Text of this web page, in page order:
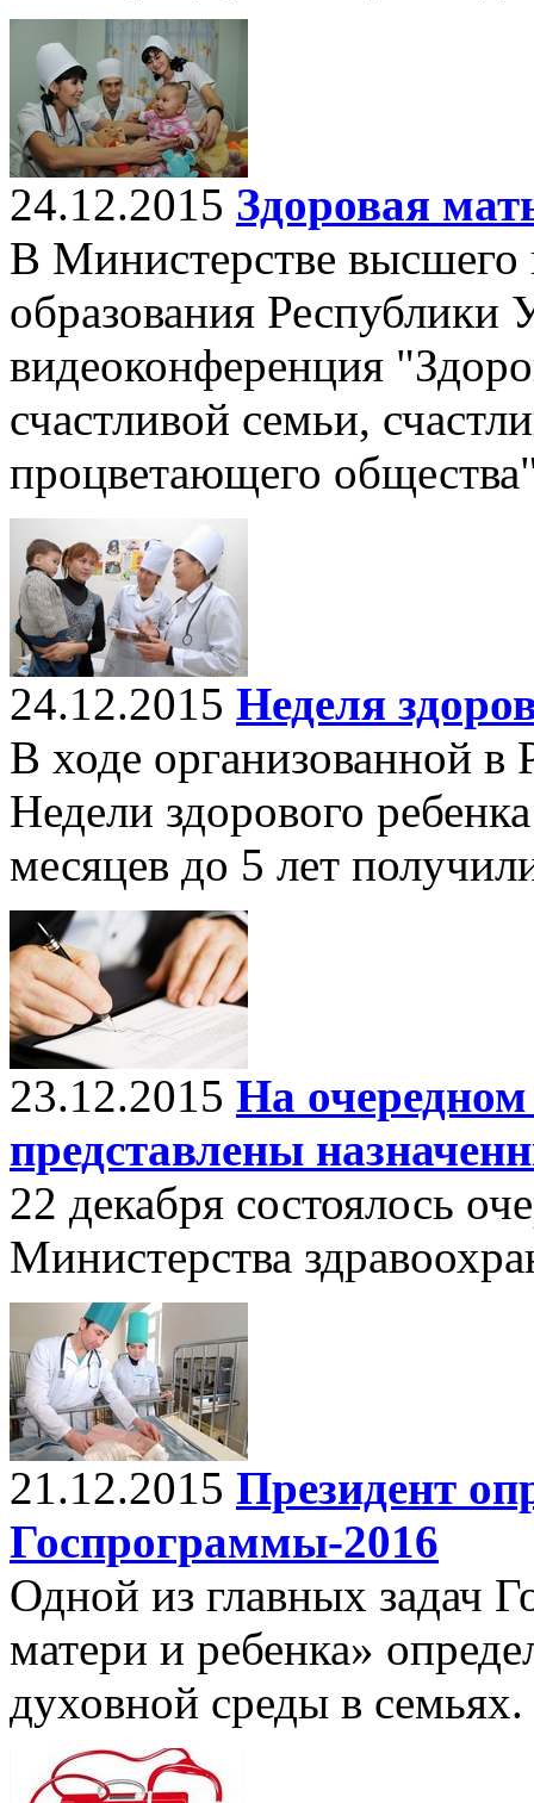
24.12.2015 Здоровая
В Министерстве высшего
образования Республики
видеоконференция
счастливой семьи,
процветающего
24.12.2015 Неделя
В ходе организованной в
Недели здорового
месяцев до 5 лет
23.12.2015 На
представлены
22 декабря состоялось
Министерства
21.12.2015 Президент
Госпрограммы-2016
Одной из главных задач
матери и ребенка»
духовной среды в семьях.